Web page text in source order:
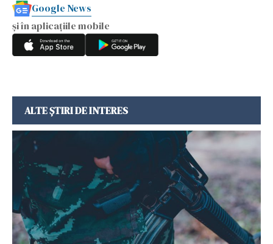
Google News
și în aplicațiile mobile
ALTE ȘTIRI DE INTERES